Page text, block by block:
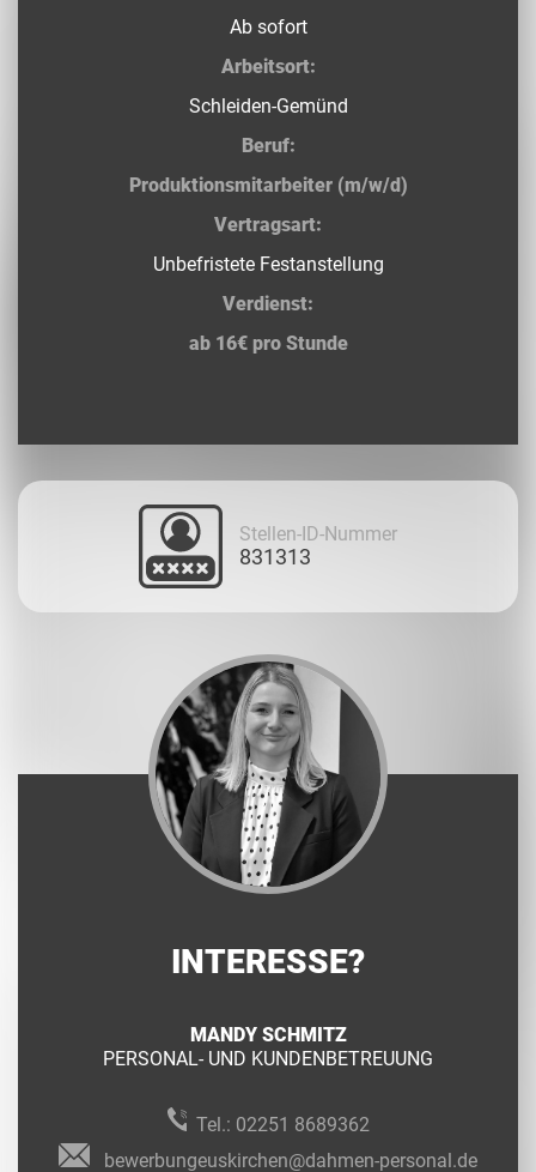
Ab sofort
Arbeitsort:
Schleiden-Gemünd
Beruf:
Produktionsmitarbeiter (m/w/d)
Vertragsart:
Unbefristete Festanstellung
Verdienst:
ab 16€ pro Stunde
Stellen-ID-Nummer
831313
INTERESSE?
MANDY SCHMITZ
PERSONAL- UND KUNDENBETREUUNG
Tel.: 02251 8689362
bewerbungeuskirchen@dahmen-personal.de